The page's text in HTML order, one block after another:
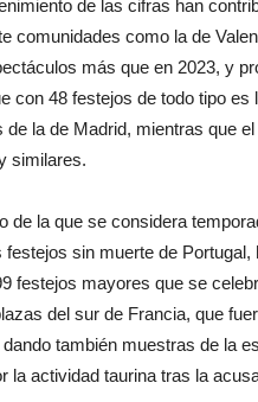
de las cifras han
comunidades como la de
más que en 2023, y
con 48 festejos de todo tipo
de la de Madrid, mientras que
similares.
de la que se considera
festejos sin muerte de Portugal,
festejos mayores que se
del sur de Francia, que
también muestras de la
la actividad taurina tras la